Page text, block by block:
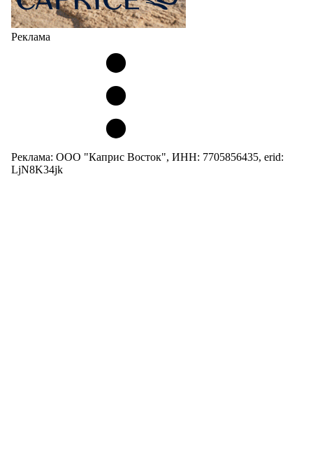
Реклама
Реклама: ООО "Каприс Восток", ИНН: 7705856435, erid:
LjN8K34jk